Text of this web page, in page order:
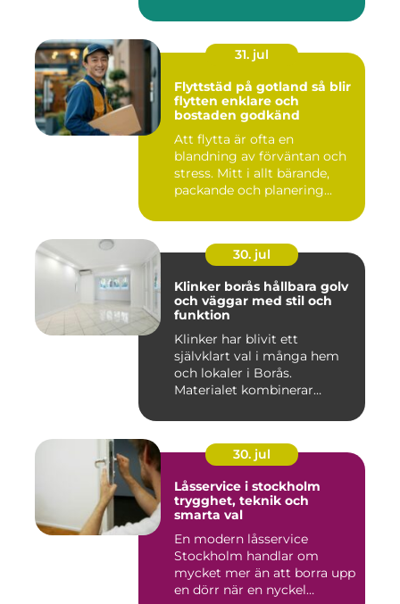
31. jul
Flyttstäd på gotland så blir
flytten enklare och
bostaden godkänd
Att flytta är ofta en
blandning av förväntan och
stress. Mitt i allt bärande,
packande och planering...
30. jul
Klinker borås hållbara golv
och väggar med stil och
funktion
Klinker har blivit ett
självklart val i många hem
och lokaler i Borås.
Materialet kombinerar
30. jul
Låsservice i stockholm
trygghet, teknik och
smarta val
En modern låsservice
Stockholm handlar om
mycket mer än att borra upp
en dörr när en nyckel